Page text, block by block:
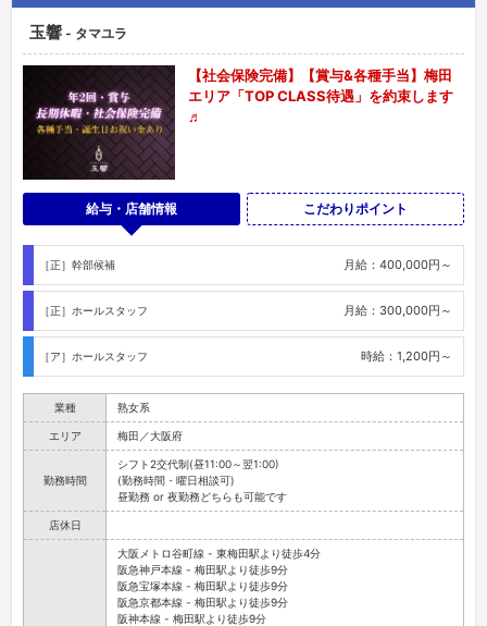
玉響 - タマユラ
【社会保険完備】【賞与&各種手当】梅田
エリア「TOP CLASS待遇」を約束します
♬
給与・店舗情報 こだわりポイント
［正］幹部候補 月給：400,000円～
［正］ホールスタッフ 月給：300,000円～
［ア］ホールスタッフ 時給：1,200円～
業種 熟女系
エリア 梅田／大阪府
勤務時間
シフト2交代制(昼11:00～翌1:00)
(勤務時間・曜日相談可)
昼勤務 or 夜勤務どちらも可能です
店休日
大阪メトロ谷町線 - 東梅田駅より徒歩4分
阪急神戸本線 - 梅田駅より徒歩9分
阪急宝塚本線 - 梅田駅より徒歩9分
阪急京都本線 - 梅田駅より徒歩9分
阪神本線 - 梅田駅より徒歩9分